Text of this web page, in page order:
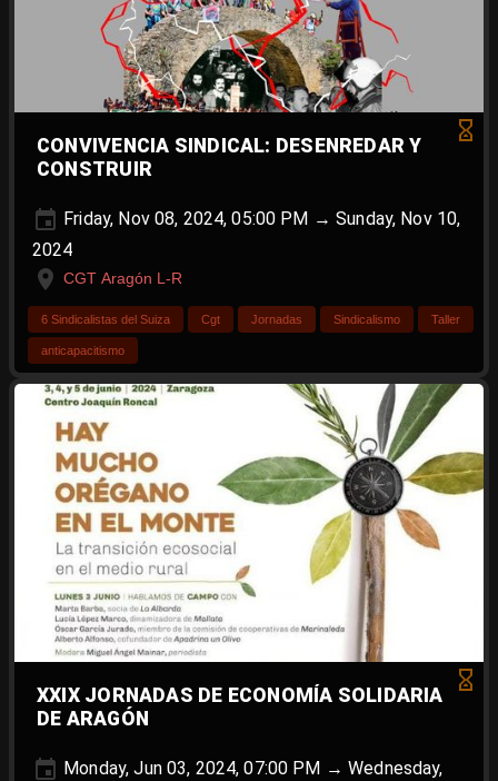
CONVIVENCIA SINDICAL: DESENREDAR Y
CONSTRUIR
Friday, Nov 08, 2024, 05:00 PM → Sunday, Nov 10,
2024
CGT Aragón L-R
6 Sindicalistas del Suiza Cgt Jornadas Sindicalismo Taller
anticapacitismo
XXIX JORNADAS DE ECONOMÍA SOLIDARIA
DE ARAGÓN
Monday, Jun 03, 2024, 07:00 PM → Wednesday,